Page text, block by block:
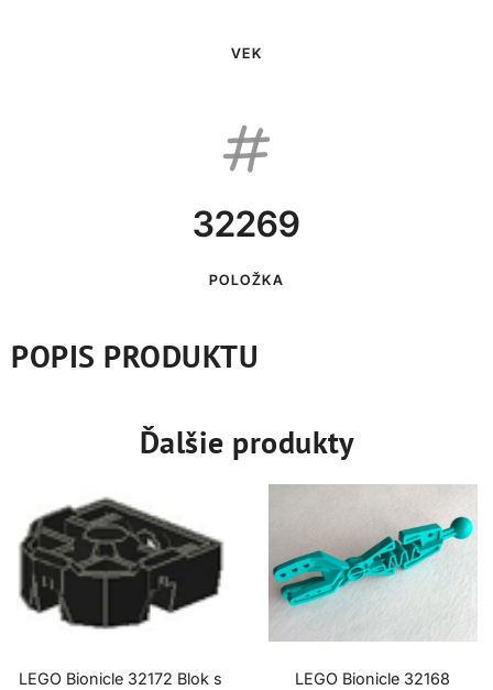
VEK
32269
POLOŽKA
POPIS PRODUKTU
Ďalšie produkty
LEGO Bionicle 32172 Blok s
LEGO Bionicle 32168